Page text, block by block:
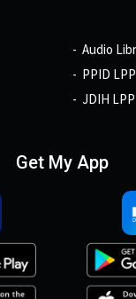
Audio
PPID
JDIH
Get My App